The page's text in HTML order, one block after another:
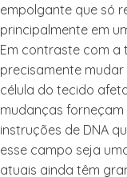
empolgante que só
principalmente em
Em contraste com a
precisamente
célula do tecido
mudanças
instruções de DNA
esse campo seja
atuais ainda têm